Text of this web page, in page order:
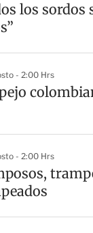
los sordos
- 2:00 Hrs
- 2:00 Hrs